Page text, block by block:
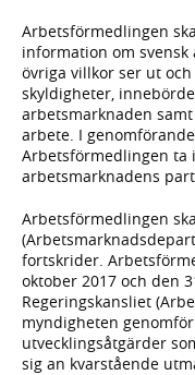
Arbetsförmedlingen
information om
övriga villkor ser ut
skyldigheter,
arbetsmarknaden
arbete. I
Arbetsförmedlingen
arbetsmarknadens
Arbetsförmedlingen
fortskrider.
oktober 2017 och den
Regeringskansliet
myndigheten
utvecklingsåtgärder
sig an kvarstående